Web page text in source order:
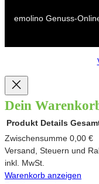
emolino Genuss-
Dein
Produkte
im
Warenkorb
Produkt Details
Zwischensumme 0,00 €
Versand, Steuern und
inkl. MwSt.
Warenkorb anzeigen